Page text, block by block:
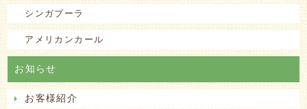
シンガプーラ
アメリカンカール
お知らせ
お客様紹介